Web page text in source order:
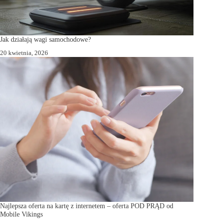
Jak działają wagi samochodowe?
20 kwietnia, 2026
Najlepsza oferta na kartę z internetem – oferta POD PRĄD od
Mobile Vikings